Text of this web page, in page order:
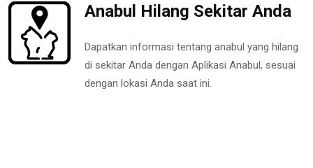
Anabul Hilang Sekitar Anda
Dapatkan informasi tentang anabul yang hilang
di sekitar Anda dengan Aplikasi Anabul, sesuai
dengan lokasi Anda saat ini.